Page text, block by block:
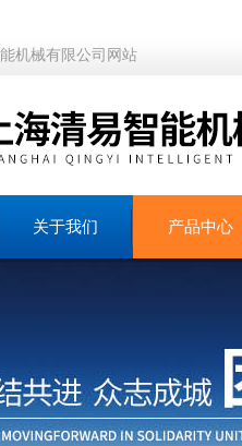
机械有限公司网站
关于我们 产品中心